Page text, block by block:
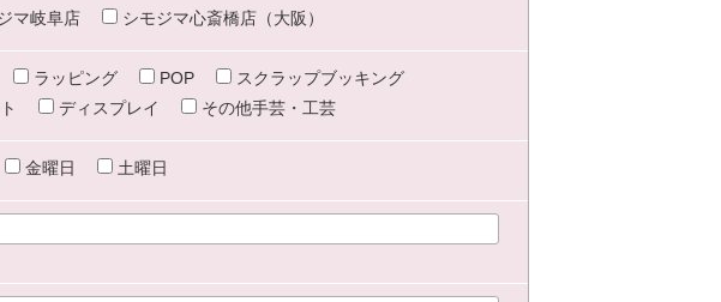
マ岐阜店 シモジマ心斎橋店（大阪）
ラッピング POP
スクラップブッキング
ディスプレイ その他手芸・工芸
金曜日 土曜日